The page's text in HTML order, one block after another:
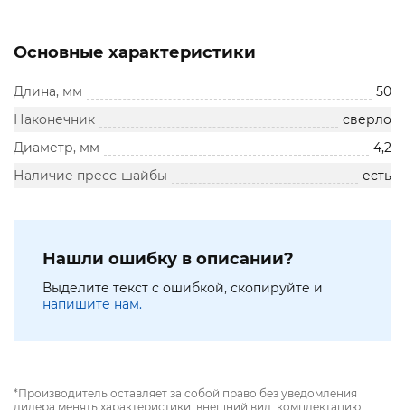
Основные характеристики
Длина, мм
50
Наконечник
сверло
Диаметр, мм
4,2
Наличие пресс-шайбы
есть
Нашли ошибку в описании?
Выделите текст с ошибкой, скопируйте и
напишите нам.
*Производитель оставляет за собой право без уведомления
дилера менять характеристики, внешний вид, комплектацию